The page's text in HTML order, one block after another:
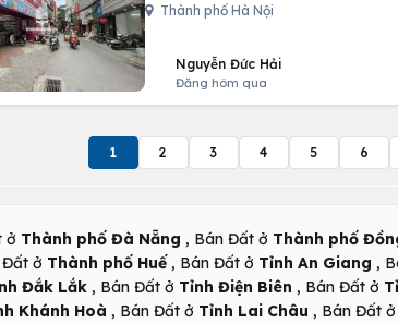
Thành phố Hà Nội
Nguyễn Đức Hải
Đăng hôm qua
1 2 3 4 5 6
ở Thành phố Đà Nẵng , Bán Đất ở Thành phố
Đất ở Thành phố Huế , Bán Đất ở Tỉnh An Giang ,
Đắk Lắk , Bán Đất ở Tỉnh Điện Biên , Bán Đất ở
Khánh Hoà , Bán Đất ở Tỉnh Lai Châu , Bán Đất ở